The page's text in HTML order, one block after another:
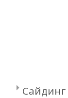
Сайдинг